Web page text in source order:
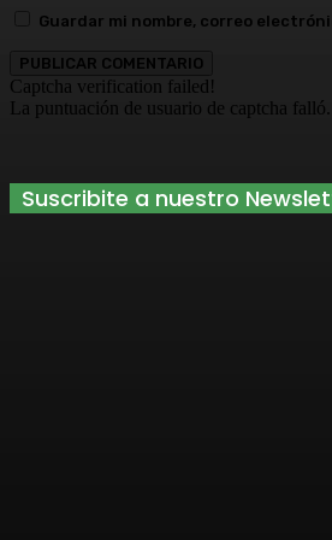
Guardar mi nombre, correo
Captcha verification failed!
La puntuación de usuario de captcha
Suscribite a nuestro